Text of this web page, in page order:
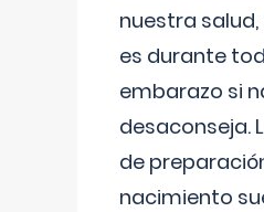
nuestra
es durante
embarazo si
desaconseja.
de
nacimiento